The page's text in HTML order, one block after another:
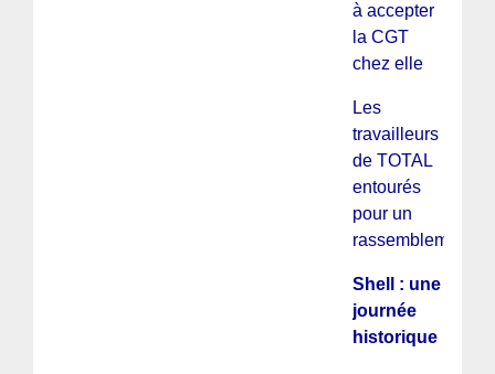
à accepter
la CGT
chez elle
Les
travailleurs
de TOTAL
entourés
pour un
rassemblement
Shell : une
journée
historique